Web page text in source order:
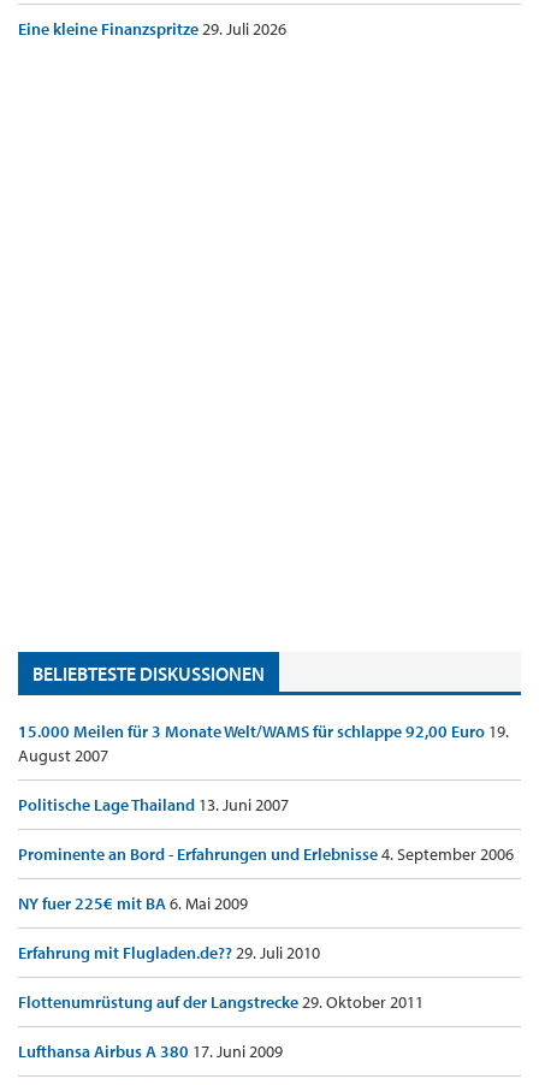
Eine kleine Finanzspritze29. Juli 2026
BELIEBTESTE DISKUSSIONEN
15.000 Meilen für 3 Monate Welt/WAMS für schlappe 92,00 Euro 19.
August 2007
Politische Lage Thailand 13. Juni 2007
Prominente an Bord - Erfahrungen und Erlebnisse4. September 2006
NY fuer 225€ mit BA6. Mai 2009
Erfahrung mit Flugladen.de??29. Juli 2010
Flottenumrüstung auf der Langstrecke29. Oktober 2011
Lufthansa Airbus A 380 17. Juni 2009